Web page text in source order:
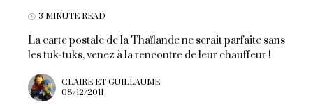
3 MINUTE READ
La carte postale de la Thaïlande ne serait parfaite sans
les tuk-tuks, venez à la rencontre de leur chauffeur !
CLAIRE ET GUILLAUME
08/12/2011